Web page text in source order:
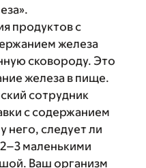
продуктов с
железа
сковороду. Это
железа в пище.
сотрудник
с содержанием
него, следует ли
маленькими
Ваш организм